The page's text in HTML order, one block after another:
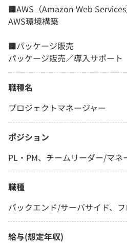
■AWS（Amazon Web
AWS環境構築
■パッケージ販売
パッケージ販売／導入サポート
職種名
プロジェクトマネージャー
ポジション
PL・PM、チームリーダー/マネ
職種
バックエンド/サーバサイド、
給与(想定年収)